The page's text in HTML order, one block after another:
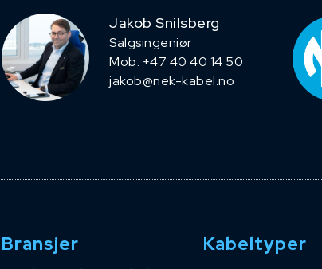
Jakob Snilsberg
​Salgsingeniør
Mob: +47 40 40 14 50
jakob@nek-kabel.no
Bransjer Kabeltyper